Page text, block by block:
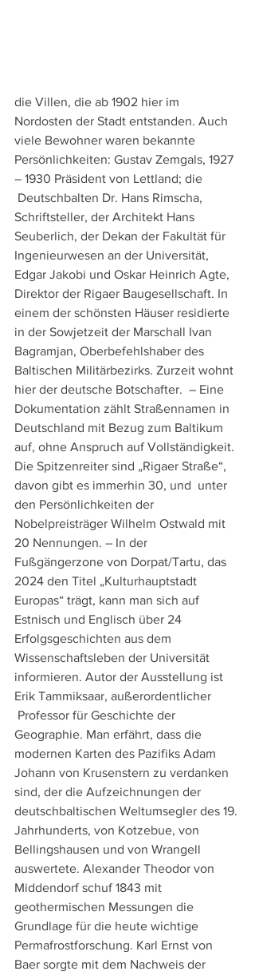
die Villen, die ab 1902 hier im
Nordosten der Stadt entstanden. Auch
viele Bewohner waren bekannte
Persönlichkeiten: Gustav Zemgals, 1927
– 1930 Präsident von Lettland; die
Deutschbalten Dr. Hans Rimscha,
Schriftsteller, der Architekt Hans
Seuberlich, der Dekan der Fakultät für
Ingenieurwesen an der Universität,
Edgar Jakobi und Oskar Heinrich Agte,
Direktor der Rigaer Baugesellschaft. In
einem der schönsten Häuser residierte
in der Sowjetzeit der Marschall Ivan
Bagramjan, Oberbefehlshaber des
Baltischen Militärbezirks. Zurzeit wohnt
hier der deutsche Botschafter.  – Eine
Dokumentation zählt Straßennamen in
Deutschland mit Bezug zum Baltikum
auf, ohne Anspruch auf Vollständigkeit.
Die Spitzenreiter sind „Rigaer Straße“,
davon gibt es immerhin 30, und  unter
den Persönlichkeiten der
Nobelpreisträger Wilhelm Ostwald mit
20 Nennungen. – In der
Fußgängerzone von Dorpat/Tartu, das
2024 den Titel „Kulturhauptstadt
Europas“ trägt, kann man sich auf
Estnisch und Englisch über 24
Erfolgsgeschichten aus dem
Wissenschaftsleben der Universität
informieren. Autor der Ausstellung ist
Erik Tammiksaar, außerordentlicher
Professor für Geschichte der
Geographie. Man erfährt, dass die
modernen Karten des Pazifiks Adam
Johann von Krusenstern zu verdanken
sind, der die Aufzeichnungen der
deutschbaltischen Weltumsegler des 19.
Jahrhunderts, von Kotzebue, von
Bellingshausen und von Wrangell
auswertete. Alexander Theodor von
Middendorf schuf 1843 mit
geothermischen Messungen die
Grundlage für die heute wichtige
Permafrostforschung. Karl Ernst von
Baer sorgte mit dem Nachweis der